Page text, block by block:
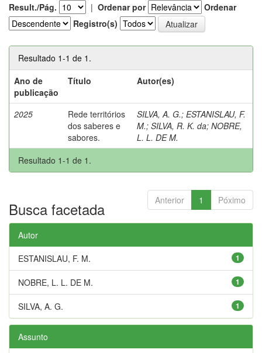
Result./Pág. | Ordenar por
Ordenar
Registro(s)
Resultado 1-1 de 1.
Ano de
publicação
Título Autor(es)
2025
Rede territórios
dos saberes e
sabores.
SILVA, A. G.; ESTANISLAU, F.
M.; SILVA, R. K. da; NOBRE,
L. L. DE M.
Resultado 1-1 de 1.
Anterior 1 Póximo
Busca facetada
Autor
1
ESTANISLAU, F. M.
1
NOBRE, L. L. DE M.
1
SILVA, A. G.
Assunto